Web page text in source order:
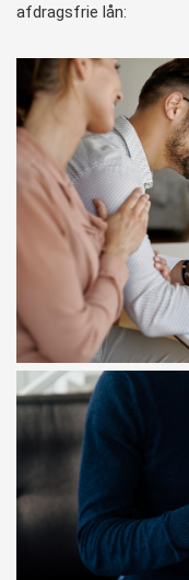
afdragsfrie lån: